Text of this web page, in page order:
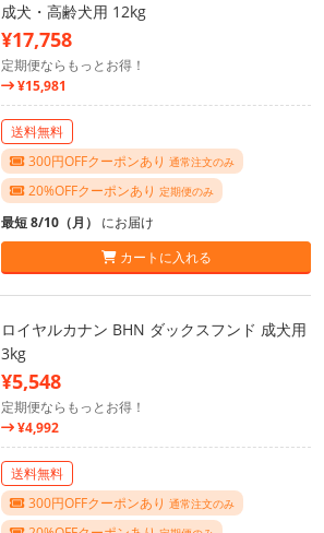
成犬・高齢犬用 12kg
¥17,758
定期便ならもっとお得！
¥15,981
送料無料
300円OFFクーポンあり 通常注文のみ
20%OFFクーポンあり 定期便のみ
最短 8/10（月） にお届け
カートに入れる
ロイヤルカナン BHN ダックスフンド 成犬用
3kg
¥5,548
定期便ならもっとお得！
¥4,992
送料無料
300円OFFクーポンあり 通常注文のみ